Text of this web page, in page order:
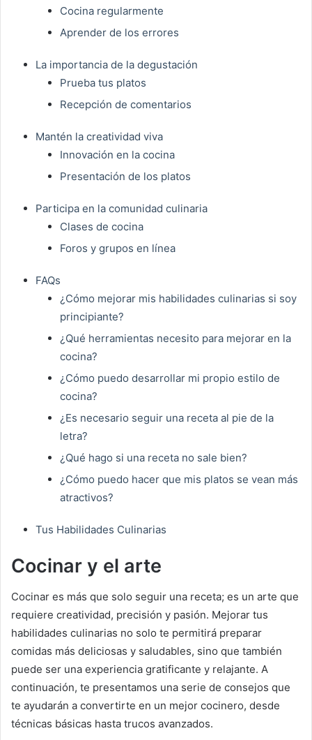
Cocina regularmente
Aprender de los errores
La importancia de la degustación
Prueba tus platos
Recepción de comentarios
Mantén la creatividad viva
Innovación en la cocina
Presentación de los platos
Participa en la comunidad culinaria
Clases de cocina
Foros y grupos en línea
FAQs
¿Cómo mejorar mis habilidades culinarias si soy
principiante?
¿Qué herramientas necesito para mejorar en la
cocina?
¿Cómo puedo desarrollar mi propio estilo de
cocina?
¿Es necesario seguir una receta al pie de la
letra?
¿Qué hago si una receta no sale bien?
¿Cómo puedo hacer que mis platos se vean más
atractivos?
Tus Habilidades Culinarias
Cocinar y el arte
Cocinar es más que solo seguir una receta; es un arte que
requiere creatividad, precisión y pasión. Mejorar tus
habilidades culinarias no solo te permitirá preparar
comidas más deliciosas y saludables, sino que también
puede ser una experiencia gratificante y relajante. A
continuación, te presentamos una serie de consejos que
te ayudarán a convertirte en un mejor cocinero, desde
técnicas básicas hasta trucos avanzados.